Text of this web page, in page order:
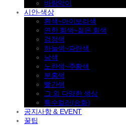
바람막이
시안-색상
흰색~아이보리색
연한 회색~짙은 회색
검정색
하늘색~파란색
남색
노란색~주황색
분홍색
빨간색
그 외 다양한 색상
특수컬러(승화)
공지사항 & EVENT
꿀팁